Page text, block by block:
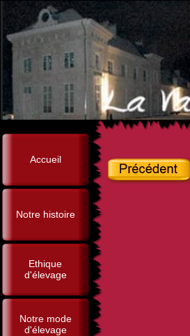
Accueil
Notre histoire
Ethique
d'élevage
Notre mode
d'élevage